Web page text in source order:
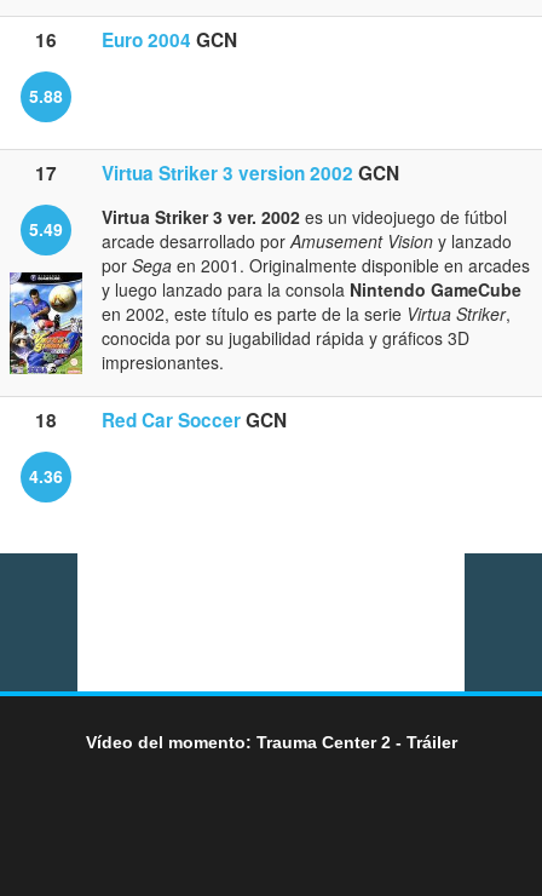
16 Euro 2004 GCN
5.88
17 Virtua Striker 3 version 2002 GCN
5.49 Virtua Striker 3 ver. 2002 es un videojuego de fútbol
arcade desarrollado porAmusement Vision y lanzado
por Sega en 2001. Originalmente disponible en arcades
y luego lanzado para la consola Nintendo GameCube
en 2002, este título es parte de la serie Virtua Striker,
conocida por su jugabilidad rápida y gráficos 3D
impresionantes.
18 Red Car SoccerGCN
4.36
Vídeo del momento: Trauma Center 2 - Tráiler